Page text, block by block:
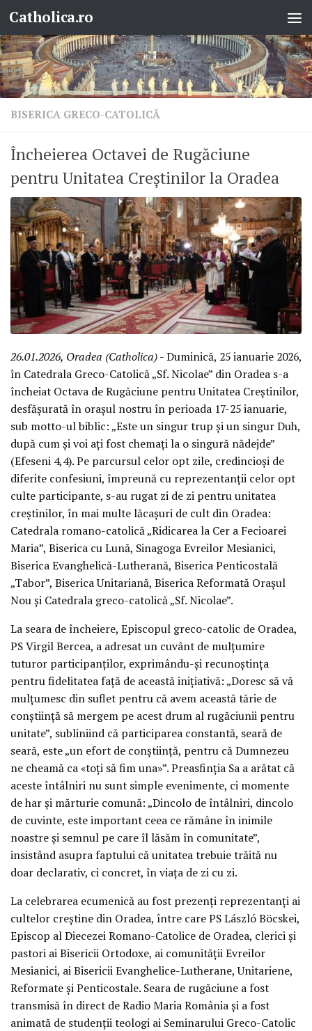
Skip to content
Catholica.ro
BISERICA GRECO-CATOLICĂ
Încheierea Octavei de Rugăciune
pentru Unitatea Creștinilor la Oradea
26.01.2026, Oradea (Catholica)- Duminică, 25 ianuarie 2026,
în Catedrala Greco-Catolică „Sf. Nicolae” din Oradea s-a
încheiat Octava de Rugăciune pentru Unitatea Creștinilor,
desfășurată în orașul nostru în perioada 17-25 ianuarie,
sub motto-ul biblic: „Este un singur trup și un singur Duh,
după cum și voi ați fost chemați la o singură nădejde”
(Efeseni 4,4). Pe parcursul celor opt zile, credincioși de
diferite confesiuni, împreună cu reprezentanții celor opt
culte participante, s-au rugat zi de zi pentru unitatea
creștinilor, în mai multe lăcașuri de cult din Oradea:
Catedrala romano-catolică „Ridicarea la Cer a Fecioarei
Maria”, Biserica cu Lună, Sinagoga Evreilor Mesianici,
Biserica Evanghelică-Lutherană, Biserica Penticostală
„Tabor”, Biserica Unitariană, Biserica Reformată Orașul
Nou și Catedrala greco-catolică „Sf. Nicolae”.
La seara de încheiere, Episcopul greco-catolic de Oradea,
PS Virgil Bercea, a adresat un cuvânt de mulțumire
tuturor participanților, exprimându-și recunoștința
pentru fidelitatea față de această inițiativă: „Doresc să vă
mulțumesc din suflet pentru că avem această tărie de
conștiință să mergem pe acest drum al rugăciunii pentru
unitate”, subliniind că participarea constantă, seară de
seară, este „un efort de conștiință, pentru că Dumnezeu
ne cheamă ca «toți să fim una»”. Preasfinția Sa a arătat că
aceste întâlniri nu sunt simple evenimente, ci momente
de har și mărturie comună: „Dincolo de întâlniri, dincolo
de cuvinte, este important ceea ce rămâne în inimile
noastre și semnul pe care îl lăsăm în comunitate”,
insistând asupra faptului că unitatea trebuie trăită nu
doar declarativ, ci concret, în viața de zi cu zi.
La celebrarea ecumenică au fost prezenți reprezentanți ai
cultelor creștine din Oradea, între care PS László Böcskei,
Episcop al Diecezei Romano-Catolice de Oradea, clerici și
pastori ai Bisericii Ortodoxe, ai comunității Evreilor
Mesianici, ai Bisericii Evanghelice-Lutherane, Unitariene,
Reformate și Penticostale. Seara de rugăciune a fost
transmisă în direct de Radio Maria România și a fost
animată de studenții teologi ai Seminarului Greco-Catolic